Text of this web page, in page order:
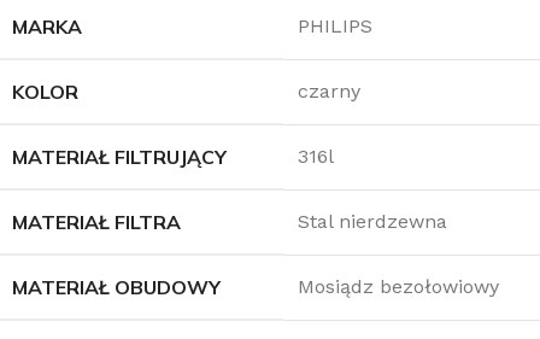
MARKA PHILIPS
KOLOR czarny
MATERIAŁ FILTRUJĄCY 316l
MATERIAŁ FILTRA Stal nierdzewna
MATERIAŁ OBUDOWY Mosiądz bezołowiowy